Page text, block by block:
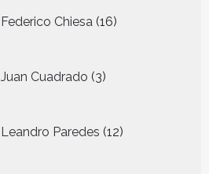
Federico Chiesa 16
producten
Juan Cuadrado 3
producten
Leandro Paredes 12
producten